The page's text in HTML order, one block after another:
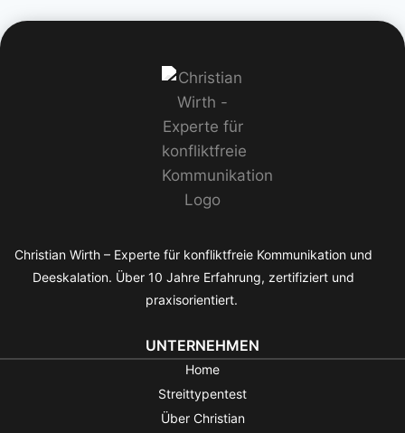
Christian Wirth – Experte für konfliktfreie Kommunikation und
Deeskalation. Über 10 Jahre Erfahrung, zertifiziert und
praxisorientiert.
UNTERNEHMEN
Home
Streittypentest
Über Christian